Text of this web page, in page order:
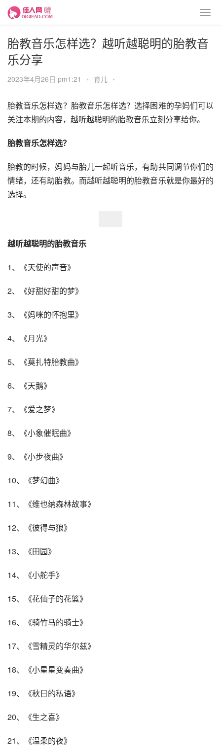
胎教音乐怎样选？越听越聪明的胎教音
乐分享
2023年4月26日 pm1:21 • 育儿 •
胎教音乐怎样选？胎教音乐怎样选？选择困难的孕妈们可以
关注本期的内容，越听越聪明的胎教音乐立刻分享给你。
胎教音乐怎样选？
胎教的时候，妈妈与胎儿一起听音乐，有助共同调节你们的
情绪，还有助胎教。而越听越聪明的胎教音乐就是你最好的
选择。
越听越聪明的胎教音乐
1、《天使的声音》
2、《好甜好甜的梦》
3、《妈咪的怀抱里》
4、《月光》
5、《莫扎特胎教曲》
6、《天鹅》
7、《爱之梦》
8、《小象催眠曲》
9、《小步夜曲》
10、《梦幻曲》
11、《维也纳森林故事》
12、《彼得与狼》
13、《田园》
14、《小舵手》
15、《花仙子的花篮》
16、《骑竹马的骑士》
17、《雪精灵的华尔兹》
18、《小星星变奏曲》
19、《秋日的私语》
20、《生之喜》
21、《温柔的夜》